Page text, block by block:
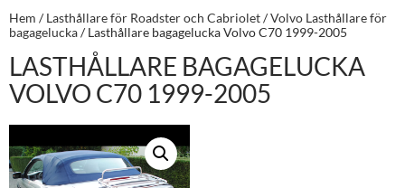
Hem /Lasthållare för Roadster och Cabriolet/Volvo Lasthållare för
bagagelucka/ Lasthållare bagagelucka Volvo C70 1999-2005
LASTHÅLLARE BAGAGELUCKA
VOLVO C70 1999-2005